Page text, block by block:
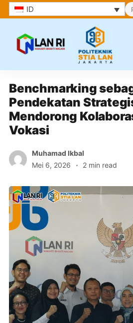
ID
Benchmarking
Pendekatan
Mendorong
Vokasi
Muhamad Ikbal
Mei 6, 2026
2 min read